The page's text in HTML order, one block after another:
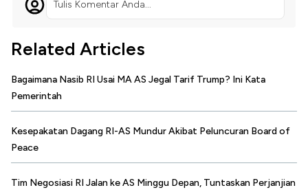
Tulis Komentar Anda...
Related Articles
Bagaimana Nasib RI Usai MA AS Jegal Tarif Trump? Ini Kata
Pemerintah
Kesepakatan Dagang RI-AS Mundur Akibat Peluncuran Board of
Peace
Tim Negosiasi RI Jalan ke AS Minggu Depan, Tuntaskan Perjanjian